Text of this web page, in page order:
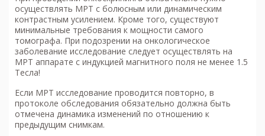
осуществлять МРТ с болюсным или динамическим
контрастным усилением. Кроме того, существуют
минимальные требования к мощности самого
томографа. При подозрении на онкологическое
заболевание исследование следует осуществлять на
МРТ аппарате с индукцией магнитного поля не менее 1.5
Тесла!
Если МРТ исследование проводится повторно, в
протоколе обследования обязательно должна быть
отмечена динамика изменений по отношению к
предыдущим снимкам.